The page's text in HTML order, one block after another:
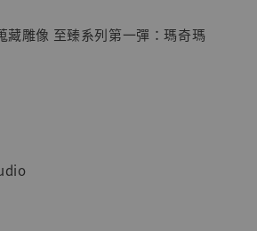
七龍珠 系列蒐藏雕像 悟空 鳥山
工作室]
藏雕像 至臻系列第一彈：瑪奇瑪